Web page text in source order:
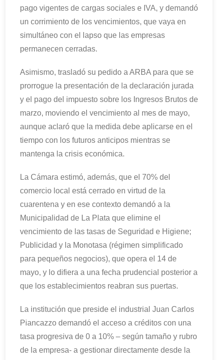
pago vigentes de cargas sociales e IVA, y demandó
un corrimiento de los vencimientos, que vaya en
simultáneo con el lapso que las empresas
permanecen cerradas.
Asimismo, trasladó su pedido a ARBA para que se
prorrogue la presentación de la declaración jurada
y el pago del impuesto sobre los Ingresos Brutos de
marzo, moviendo el vencimiento al mes de mayo,
aunque aclaró que la medida debe aplicarse en el
tiempo con los futuros anticipos mientras se
mantenga la crisis económica.
La Cámara estimó, además, que el 70% del
comercio local está cerrado en virtud de la
cuarentena y en ese contexto demandó a la
Municipalidad de La Plata que elimine el
vencimiento de las tasas de Seguridad e Higiene;
Publicidad y la Monotasa (régimen simplificado
para pequeños negocios), que opera el 14 de
mayo, y lo difiera a una fecha prudencial posterior a
que los establecimientos reabran sus puertas.
La institución que preside el industrial Juan Carlos
Piancazzo demandó el acceso a créditos con una
tasa progresiva de 0 a 10% – según tamaño y rubro
de la empresa- a gestionar directamente desde la